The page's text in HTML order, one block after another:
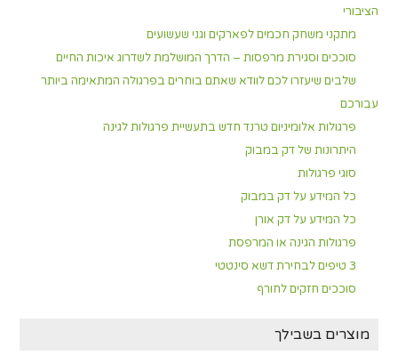
הציבורי
מתקני משחק חכמים לפארקים וגני שעשועים
סוככים וסגירת מרפסות – הדרך המושלמת לשדרוג איכות החיים
שלבים שיעזרו לכם לוודא שאתם בוחרים בפרגולה המתאימה ביותר
עבורכם
פרגולות אלומיניום טרנד חדש בתעשיית פרגולות לגינה
היתרונות של דק במבוק
סוגי פרגולות
כל המידע על דק במבוק
כל המידע על דק אורן
פרגולות הגינה או המרפסת
3 טיפים לבחירת דשא סינטטי
סוככים חזקים לחורף
מוצרים בשבילך